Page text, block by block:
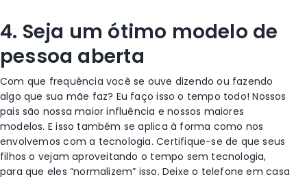
4. Seja um ótimo modelo de
pessoa aberta
Com que frequência você se ouve dizendo ou fazendo
algo que sua mãe faz? Eu faço isso o tempo todo! Nossos
pais são nossa maior influência e nossos maiores
modelos. E isso também se aplica à forma como nos
envolvemos com a tecnologia. Certifique-se de que seus
filhos o vejam aproveitando o tempo sem tecnologia,
para que eles “normalizem” isso. Deixe o telefone em casa